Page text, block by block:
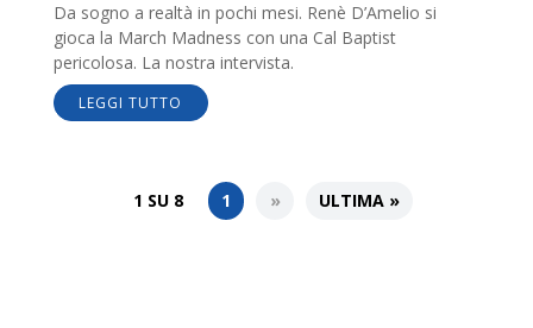
Da sogno a realtà in pochi mesi. Renè D’Amelio si
gioca la March Madness con una Cal Baptist
pericolosa. La nostra intervista.
LEGGI TUTTO
1 SU 8 1 » ULTIMA »